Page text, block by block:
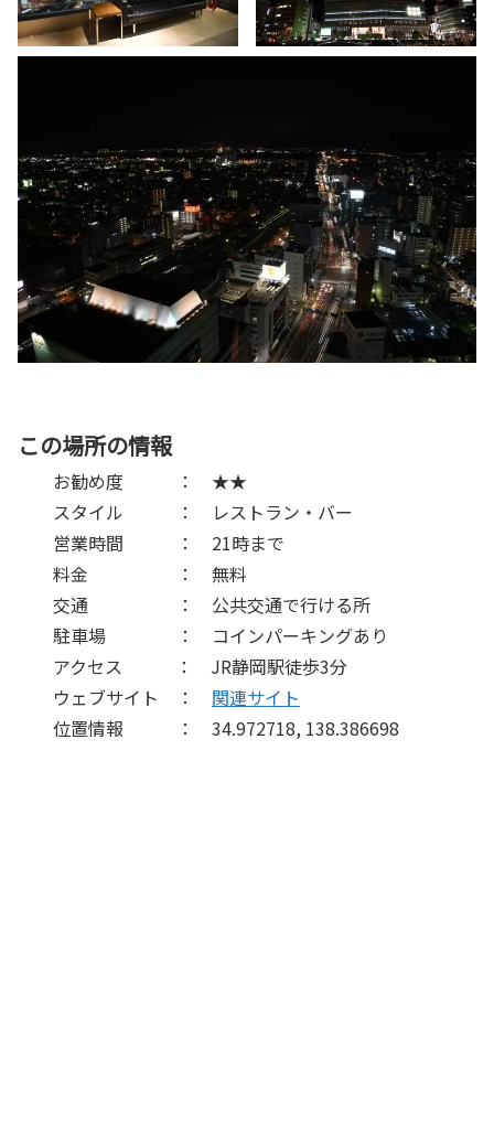
この場所の情報
お勧め度 ： ★★
スタイル ： レストラン・バー
営業時間 ： 21時まで
料金 ： 無料
交通 ： 公共交通で行ける所
駐車場 ： コインパーキングあり
アクセス ： JR静岡駅徒歩3分
ウェブサイト ： 関連サイト
位置情報 ： 34.972718, 138.386698